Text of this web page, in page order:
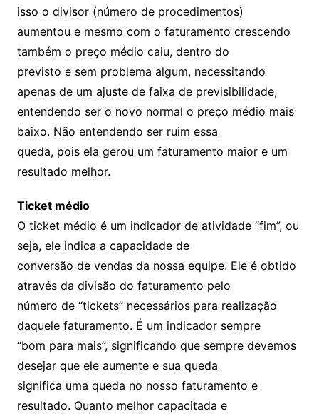
isso o divisor (número de procedimentos)
aumentou e mesmo com o faturamento crescendo
também o preço médio caiu, dentro do
previsto e sem problema algum, necessitando
apenas de um ajuste de faixa de previsibilidade,
entendendo ser o novo normal o preço médio mais
baixo. Não entendendo ser ruim essa
queda, pois ela gerou um faturamento maior e um
resultado melhor.
Ticket médio
O ticket médio é um indicador de atividade “fim”, ou
seja, ele indica a capacidade de
conversão de vendas da nossa equipe. Ele é obtido
através da divisão do faturamento pelo
número de “tickets” necessários para realização
daquele faturamento. É um indicador sempre
“bom para mais”, significando que sempre devemos
desejar que ele aumente e sua queda
significa uma queda no nosso faturamento e
resultado. Quanto melhor capacitada e